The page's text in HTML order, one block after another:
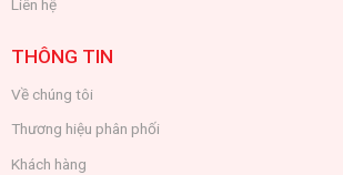
Liên hệ
THÔNG TIN
Về chúng tôi
Thương hiệu phân phối
Khách hàng